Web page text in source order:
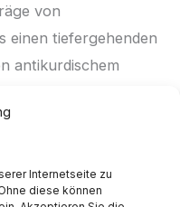
Internetseite zu
diese können
von
einen tiefergehenden
antikurdischem